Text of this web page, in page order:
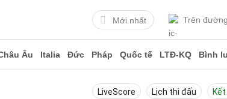
Mới nhất Trên
Âu Italia Đức Pháp Quốc tế LTĐ-KQ Bình
LiveScore Lịch thi đấu